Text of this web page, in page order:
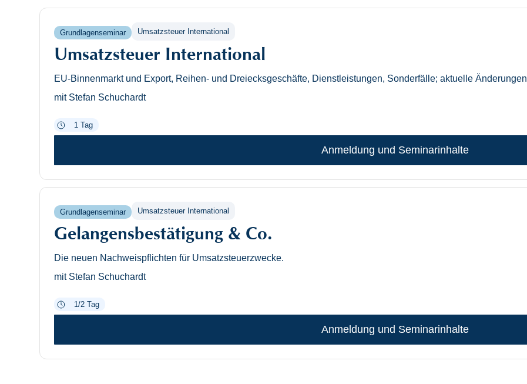
Grundlagenseminar Umsatzsteuer International
Umsatzsteuer International
EU-Binnenmarkt und Export, Reihen- und Dreiecksgeschäfte, Dienstleistungen, Sonderfälle; aktuelle Änderungen
mit Stefan Schuchardt
1 Tag
Anmeldung und Seminarinhalte
Grundlagenseminar Umsatzsteuer International
Gelangensbestätigung & Co.
Die neuen Nachweispflichten für Umsatzsteuerzwecke.
mit Stefan Schuchardt
1/2 Tag
Anmeldung und Seminarinhalte